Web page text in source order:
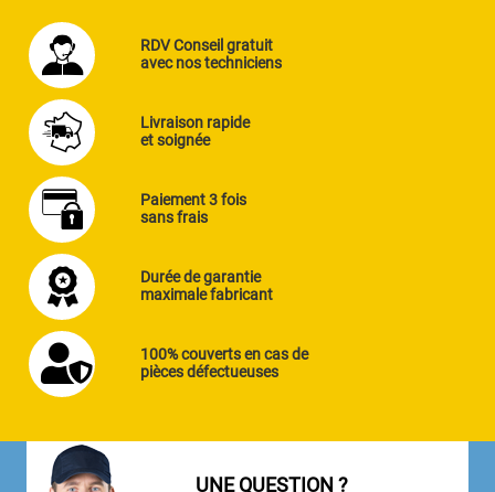
RDV Conseil gratuit
avec nos techniciens
Livraison rapide
et soignée
Paiement 3 fois
sans frais
Durée de garantie
maximale fabricant
100% couverts en cas de
pièces défectueuses
UNE QUESTION ?